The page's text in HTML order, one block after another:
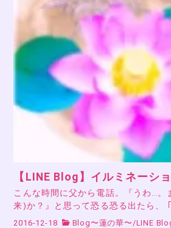
【LINE Blog】イルミネーシ
こんな時間に父から電話。『うわ…。
来)か？』と思って恐る恐る出たら、 ｢
2016-12-18 Blog〜蓮の華〜 /LINE